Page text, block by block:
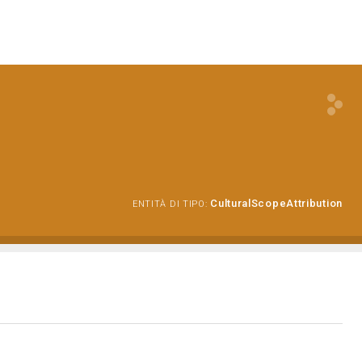
ENTITÀ DI TIPO: CulturalScopeAttribution